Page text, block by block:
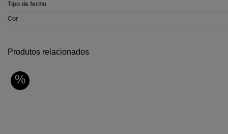
Tipo de fecho
Cor
Produtos relacionados
%